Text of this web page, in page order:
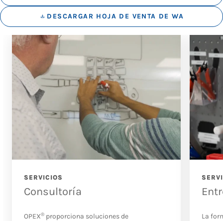
DESCARGAR HOJA DE VENTA DE WA
SERVICIOS
Consultoría
OPEX® proporciona soluciones de
La